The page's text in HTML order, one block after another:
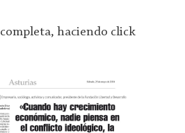
completa, haciendo click